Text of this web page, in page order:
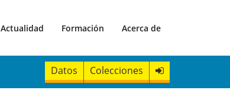
Actualidad Formación Acerca de
Datos Colecciones